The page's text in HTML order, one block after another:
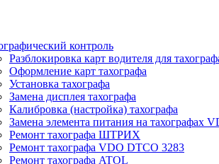
контроль
Разблокировка карт водителя для
Оформление карт тахографа
Установка тахографа
Замена дисплея тахографа
Калибровка (настройка) тахографа
Замена элемента питания на тахографах
Ремонт тахографа ШТРИХ
Ремонт тахографа VDO DTCO 3283
Ремонт тахографа ATOL